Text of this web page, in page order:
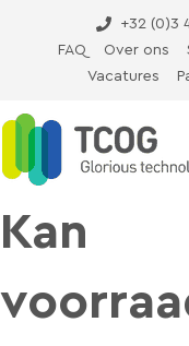
+32 (0)3
FAQ
Over ons
Vacatures
Kan